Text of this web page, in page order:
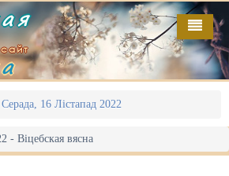
Серада, 16 Лістапад 2022
- Віцебская вясна